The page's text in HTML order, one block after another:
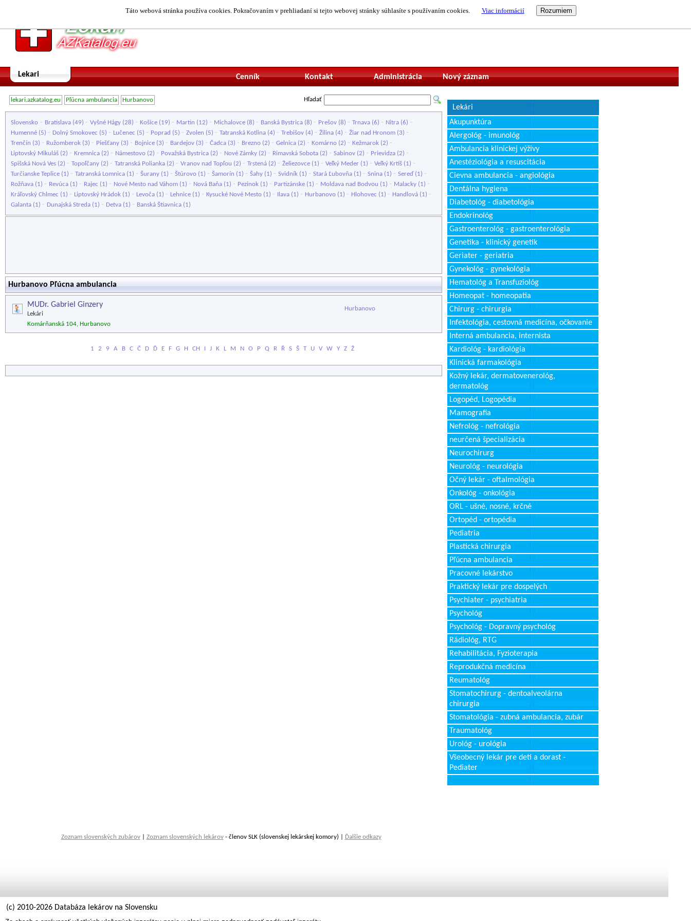
Táto webová stránka používa cookies. Pokračovaním v prehliadaní si tejto webovej stránky súhlasíte s používaním cookies. Viac informácií
Lekari Nový záznam
Administrácia
Kontakt
Cenník
lekari.azkatalog.eu Pľúcna ambulancia Hurbanovo Hľadať
Slovensko - Bratislava (49) - Vyšné Hágy (28) - Košice (19) - Martin (12) - Michalovce (8) - Banská Bystrica (8) - Prešov (8) - Trnava (6) - Nitra (6) -
Humenné (5) - Dolný Smokovec (5) - Lučenec (5) - Poprad (5) - Zvolen (5) - Tatranská Kotlina (4) - Trebišov (4) - Žilina (4) - Žiar nad Hronom (3) -
Trenčín (3) - Ružomberok (3) - Piešťany (3) - Bojnice (3) - Bardejov (3) - Čadca (3) - Brezno (2) - Gelnica (2) - Komárno (2) - Kežmarok (2) -
Liptovský Mikuláš (2) - Kremnica (2) - Námestovo (2) - Považská Bystrica (2) - Nové Zámky (2) - Rimavská Sobota (2) - Sabinov (2) - Prievidza (2) -
Spišská Nová Ves (2) - Topoľčany (2) - Tatranská Polianka (2) - Vranov nad Topľou (2) - Trstená (2) - Želiezovce (1) - Veľký Meder (1) - Veľký Krtíš (1) -
Turčianske Teplice (1) - Tatranská Lomnica (1) - Šurany (1) - Štúrovo (1) - Šamorín (1) - Šahy (1) - Svidník (1) - Stará Ľubovňa (1) - Snina (1) - Sereď(1) -
Rožňava (1) - Revúca (1) - Rajec (1) - Nové Mesto nad Váhom (1) - Nová Baňa (1) - Pezinok (1) - Partizánske (1) - Moldava nad Bodvou (1) - Malacky (1) -
Kráľovský Chlmec (1) - Liptovský Hrádok (1) - Levoča (1) - Lehnice (1) - Kysucké Nové Mesto (1) - Ilava (1) - Hurbanovo (1) - Hlohovec (1) - Handlová (1) -
Galanta (1) - Dunajská Streda (1) - Detva (1) - Banská Štiavnica (1)
Hurbanovo Pľúcna ambulancia
MUDr. Gabriel Ginzery
Lekári
Hurbanovo
Komárňanská 104, Hurbanovo
1 2 9 A B C Č D Ď E F G H CH I J K L M N O P Q R Ř S Š T U V W Y Z Ž
Lekári
Akupunktúra
Alergológ - imunológ
Ambulancia klinickej výživy
Anestéziológia a resuscitácia
Cievna ambulancia - angiológia
Dentálna hygiena
Diabetológ - diabetológia
Endokrinológ
Gastroenterológ - gastroenterológia
Genetika - klinický genetik
Geriater - geriatria
Gynekológ - gynekológia
Hematológ a Transfuziológ
Homeopat - homeopatia
Chirurg - chirurgia
Infektológia, cestovná medicína, očkovanie
Interná ambulancia, internista
Kardiológ - kardiológia
Klinická farmakológia
Kožný lekár, dermatovenerológ,
dermatológ
Logopéd, Logopédia
Mamografia
Nefrológ - nefrológia
neurčená špecializácia
Neurochirurg
Neurológ - neurológia
Očný lekár - oftalmológia
Onkológ - onkológia
ORL - ušné, nosné, krčné
Ortopéd - ortopédia
Pediatria
Plastická chirurgia
Pľúcna ambulancia
Pracovné lekárstvo
Praktický lekár pre dospelých
Psychiater - psychiatria
Psychológ
Psychológ - Dopravný psychológ
Rádiológ, RTG
Rehabilitácia, Fyzioterapia
Reprodukčná medicína
Reumatológ
Stomatochirurg - dentoalveolárna
chirurgia
Stomatológia - zubná ambulancia, zubár
Traumatológ
Urológ - urológia
Všeobecný lekár pre deti a dorast -
Pediater
Zoznam slovenských zubárov| Zoznam slovenských lekárov- členov SLK (slovenskej lekárskej komory) | Ďalšie odkazy
(c) 2010-2026 Databáza lekárov na Slovensku